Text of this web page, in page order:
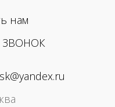
нам
ЗВОНОК